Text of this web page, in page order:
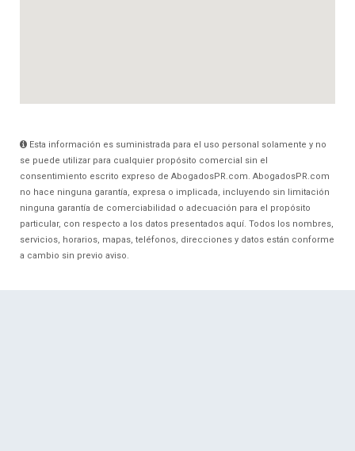
Esta información es suministrada para el uso personal solamente y no
se puede utilizar para cualquier propósito comercial sin el
consentimiento escrito expreso de AbogadosPR.com. AbogadosPR.com
no hace ninguna garantía, expresa o implicada, incluyendo sin limitación
ninguna garantía de comerciabilidad o adecuación para el propósito
particular, con respecto a los datos presentados aquí. Todos los nombres,
servicios, horarios, mapas, teléfonos, direcciones y datos están conforme
a cambio sin previo aviso.